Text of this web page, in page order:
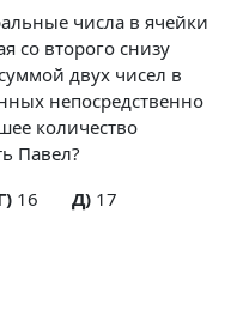
числа в ячейки
со второго снизу
двух чисел в
непосредственно
количество
Павел?
16 Д)17